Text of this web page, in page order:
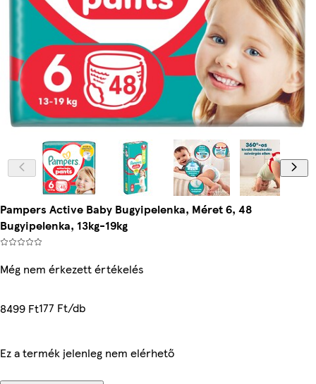
Pampers Active Baby Bugyipelenka, Méret 6, 48
Bugyipelenka, 13kg-19kg
Még nem érkezett értékelés
8499 Ft177 Ft/db
Ez a termék jelenleg nem elérhető